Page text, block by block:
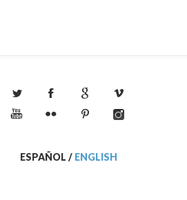
ESPAÑOL / ENGLISH